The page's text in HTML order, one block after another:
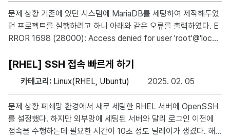
문제 상황 기존에 있던 시스템에 MariaDB를 세팅하여 제작해두었
던 프로젝트를 실행하려고 하니 아래와 같은 오류를 출력하였다. E
RROR 1698 (28000): Access denied for user 'root'@'local
문제가 정확히 무엇인지 확인하는 과정이 중요하다. Root 권한으
로 접속해보기 처음해야할 것은 Root 권한으로 터미널에서 접속해
보는 것이다. mysql -uroot -p 여기서 접속조차 안된다면 무언가
계정 확인하기 MariaDB에 등록된 계정을 확인하는 방법은 간단하
다. 아래의 SQL문을
[RHEL] SSH 접속 빠르게 하기
카테고리: Linux(RHEL, Ubuntu) 2025. 02. 05
문제 상황 폐쇄망 환경에서 새로 세팅한 RHEL 서버에 OpenSSH
를 설정했다. 하지만 외부망에 세팅된 서버와 달리 로그인 이전에
접속을 수행하는데 필요한 시간이 10초 정도 딜레이가 생겼다. 해